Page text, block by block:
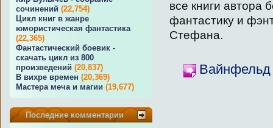
сочинений (22,754)
Цикл книг в жанре
юмористическая фантастика
(22,365)
Фантастический боевик -
скачать цикл из 800
произведений (20,837)
В вихре времен (20,369)
Мастера меча и магии (19,677)
Последние комментарии
все книги автора
фантастику и
Стефана.
Вайнфельд